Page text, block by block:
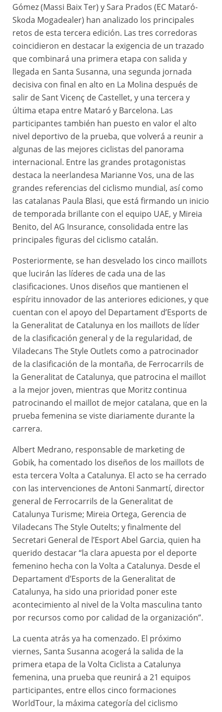
Gómez (Massi Baix Ter) y Sara Prados (EC Mataró-
Skoda Mogadealer) han analizado los principales
retos de esta tercera edición. Las tres corredoras
coincidieron en destacar la exigencia de un trazado
que combinará una primera etapa con salida y
llegada en Santa Susanna, una segunda jornada
decisiva con final en alto en La Molina después de
salir de Sant Vicenç de Castellet, y una tercera y
última etapa entre Mataró y Barcelona. Las
participantes también han puesto en valor el alto
nivel deportivo de la prueba, que volverá a reunir a
algunas de las mejores ciclistas del panorama
internacional. Entre las grandes protagonistas
destaca la neerlandesa Marianne Vos, una de las
grandes referencias del ciclismo mundial, así como
las catalanas Paula Blasi, que está firmando un inicio
de temporada brillante con el equipo UAE, y Mireia
Benito, del AG Insurance, consolidada entre las
principales figuras del ciclismo catalán.
Posteriormente, se han desvelado los cinco maillots
que lucirán las líderes de cada una de las
clasificaciones. Unos diseños que mantienen el
espíritu innovador de las anteriores ediciones, y que
cuentan con el apoyo del Departament d’Esports de
la Generalitat de Catalunya en los maillots de líder
de la clasificación general y de la regularidad, de
Viladecans The Style Outlets como a patrocinador
de la clasificación de la montaña, de Ferrocarrils de
la Generalitat de Catalunya, que patrocina el maillot
a la mejor joven, mientras que Moritz continua
patrocinando el maillot de mejor catalana, que en la
prueba femenina se viste diariamente durante la
carrera.
Albert Medrano, responsable de marketing de
Gobik, ha comentado los diseños de los maillots de
esta tercera Volta a Catalunya. El acto se ha cerrado
con las intervenciones de Antoni Sanmartí, director
general de Ferrocarrils de la Generalitat de
Catalunya Turisme; Mireia Ortega, Gerencia de
Viladecans The Style Outelts; y finalmente del
Secretari General de l’Esport Abel Garcia, quien ha
querido destacar “la clara apuesta por el deporte
femenino hecha con la Volta a Catalunya. Desde el
Departament d’Esports de la Generalitat de
Catalunya, ha sido una prioridad poner este
acontecimiento al nivel de la Volta masculina tanto
por recursos como por calidad de la organización”.
La cuenta atrás ya ha comenzado. El próximo
viernes, Santa Susanna acogerá la salida de la
primera etapa de la Volta Ciclista a Catalunya
femenina, una prueba que reunirá a 21 equipos
participantes, entre ellos cinco formaciones
WorldTour, la máxima categoría del ciclismo